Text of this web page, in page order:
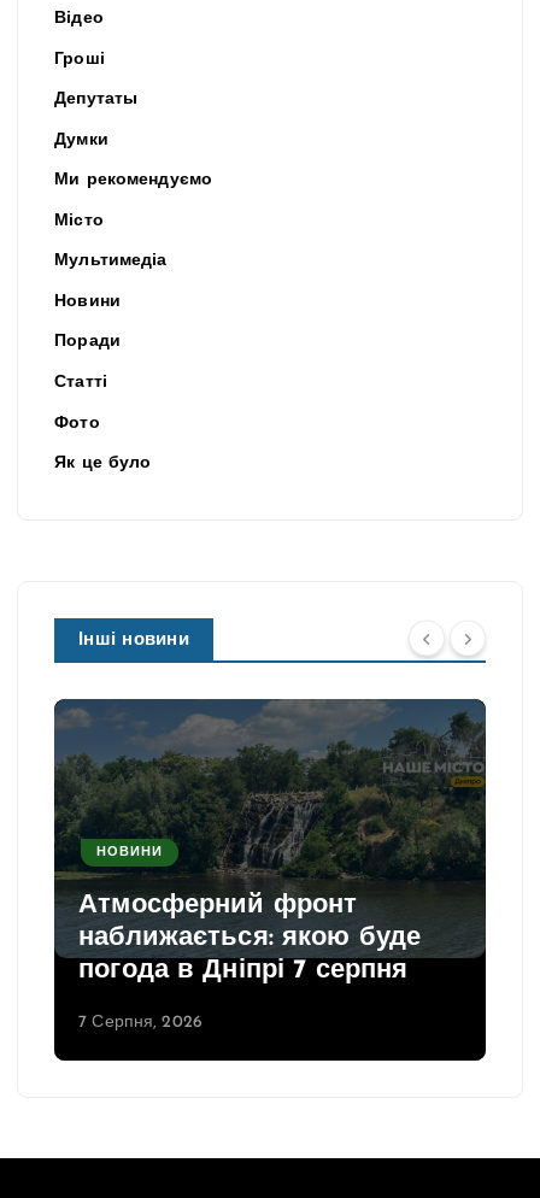
Відео
Гроші
Депутаты
Думки
Ми рекомендуємо
Місто
Мультимедіа
Новини
Поради
Статті
Фото
Як це було
Інші новини
НОВИНИ
Атмосферний фронт
наближається: якою буде
погода в Дніпрі 7 серпня
7 Серпня, 2026